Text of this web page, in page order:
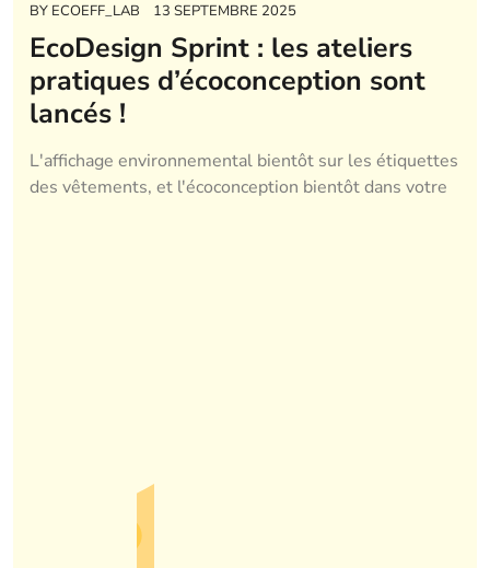
BY ECOEFF_LAB 13 SEPTEMBRE 2025
EcoDesign Sprint : les ateliers
pratiques d’écoconception sont
lancés !
L'affichage environnemental bientôt sur les étiquettes
des vêtements, et l'écoconception bientôt dans votre